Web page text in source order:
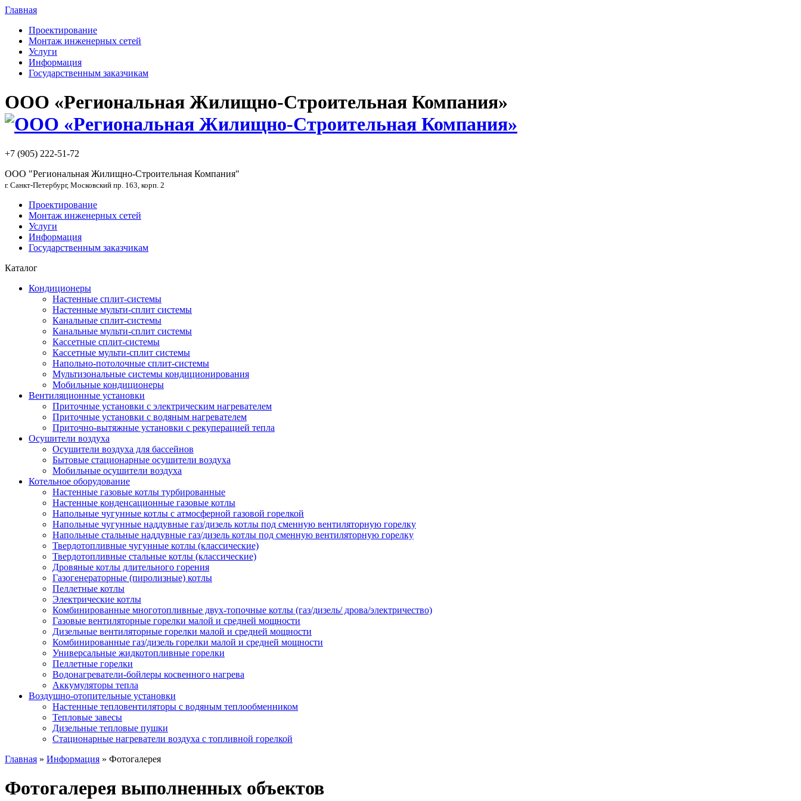
Главная
Проектирование
Монтаж инженерных сетей
Услуги
Информация
Государственным заказчикам
ООО «Региональная Жилищно-Строительная Компания»
+7 (905) 222-51-72
ООО "Региональная Жилищно-Строительная Компания"
г. Санкт-Петербург, Московский пр. 163, корп. 2
Проектирование
Монтаж инженерных сетей
Услуги
Информация
Государственным заказчикам
Каталог
Кондиционеры
Настенные сплит-системы
Настенные мульти-сплит системы
Канальные сплит-системы
Канальные мульти-сплит системы
Кассетные сплит-системы
Кассетные мульти-сплит системы
Напольно-потолочные сплит-системы
Мультизональные системы кондиционирования
Мобильные кондиционеры
Вентиляционные установки
Приточные установки с электрическим нагревателем
Приточные установки с водяным нагревателем
Приточно-вытяжные установки с рекуперацией тепла
Осушители воздуха
Осушители воздуха для бассейнов
Бытовые стационарные осушители воздуха
Мобильные осушители воздуха
Котельное оборудование
Настенные газовые котлы турбированные
Настенные конденсационные газовые котлы
Напольные чугунные котлы с атмосферной газовой горелкой
Напольные чугунные наддувные газ/дизель котлы под сменную вентиляторную горелку
Напольные стальные наддувные газ/дизель котлы под сменную вентиляторную горелку
Твердотопливные чугунные котлы (классические)
Твердотопливные стальные котлы (классические)
Дровяные котлы длительного горения
Газогенераторные (пиролизные) котлы
Пеллетные котлы
Электрические котлы
Комбинированные многотопливные двух-топочные котлы (газ/дизель/ дрова/электричество)
Газовые вентиляторные горелки малой и средней мощности
Дизельные вентиляторные горелки малой и средней мощности
Комбинированные газ/дизель горелки малой и средней мощности
Универсальные жидкотопливные горелки
Пеллетные горелки
Водонагреватели-бойлеры косвенного нагрева
Аккумуляторы тепла
Воздушно-отопительные установки
Настенные тепловентиляторы с водяным теплообменником
Тепловые завесы
Дизельные тепловые пушки
Стационарные нагреватели воздуха с топливной горелкой
Главная » Информация » Фотогалерея
Фотогалерея выполненных объектов